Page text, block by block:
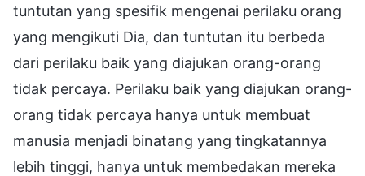
tuntutan yang spesifik mengenai perilaku orang
yang mengikuti Dia, dan tuntutan itu berbeda
dari perilaku baik yang diajukan orang-orang
tidak percaya. Perilaku baik yang diajukan orang-
orang tidak percaya hanya untuk membuat
manusia menjadi binatang yang tingkatannya
lebih tinggi, hanya untuk membedakan mereka